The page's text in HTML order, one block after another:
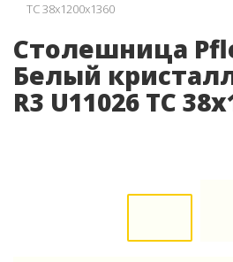
TC 38x1200x1360
Столешница
Белый
R3 U11026 TC